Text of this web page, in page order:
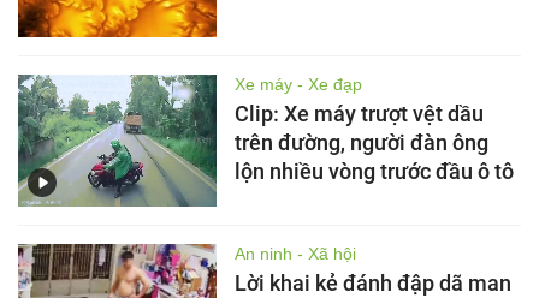
Xe máy - Xe đạp
Clip: Xe máy trượt vệt dầu
trên đường, người đàn ông
lộn nhiều vòng trước đầu ô tô
An ninh - Xã hội
Lời khai kẻ đánh đập dã man